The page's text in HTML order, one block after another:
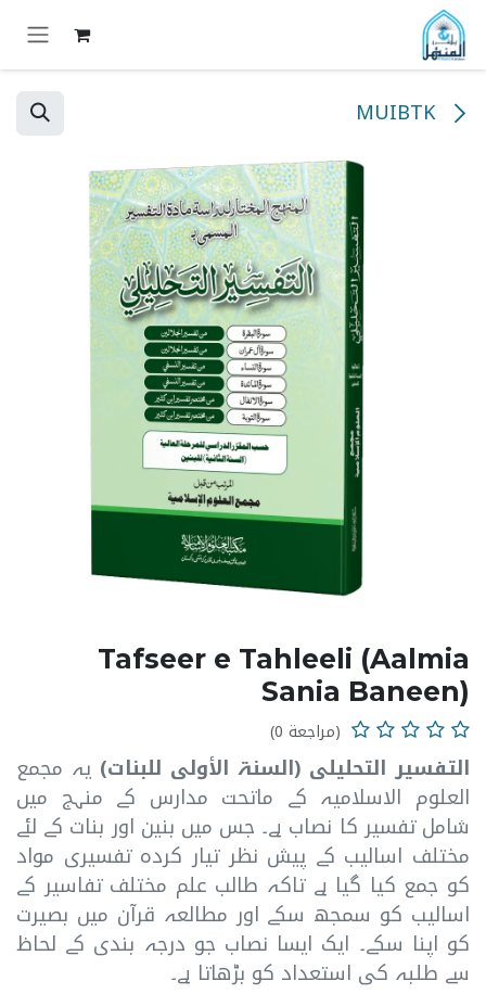
تخطي للذهاب إلى المحتوى
MUIBTK
Tafseer e Tahleeli (Aalmia
Sania Baneen)
(مراجعة 0)
التفسیر التحلیلی (السنۃ الأولی للبنات) یہ مجمع
العلوم الاسلامیہ کے ماتحت مدارس کے منہج میں
شامل تفسیر کا نصاب ہے۔ جس میں بنین اور بنات کے لئے
مختلف اسالیب کے پیش نظر تیار کردہ تفسیری مواد
کو جمع کیا گیا ہے تاکہ طالب علم مختلف تفاسیر کے
اسالیب کو سمجھ سکے اور مطالعہ قرآن میں بصیرت
کو اپنا سکے۔ ایک ایسا نصاب جو درجہ بندی کے لحاظ
سے طلبہ کی استعداد کو بڑھاتا ہے۔